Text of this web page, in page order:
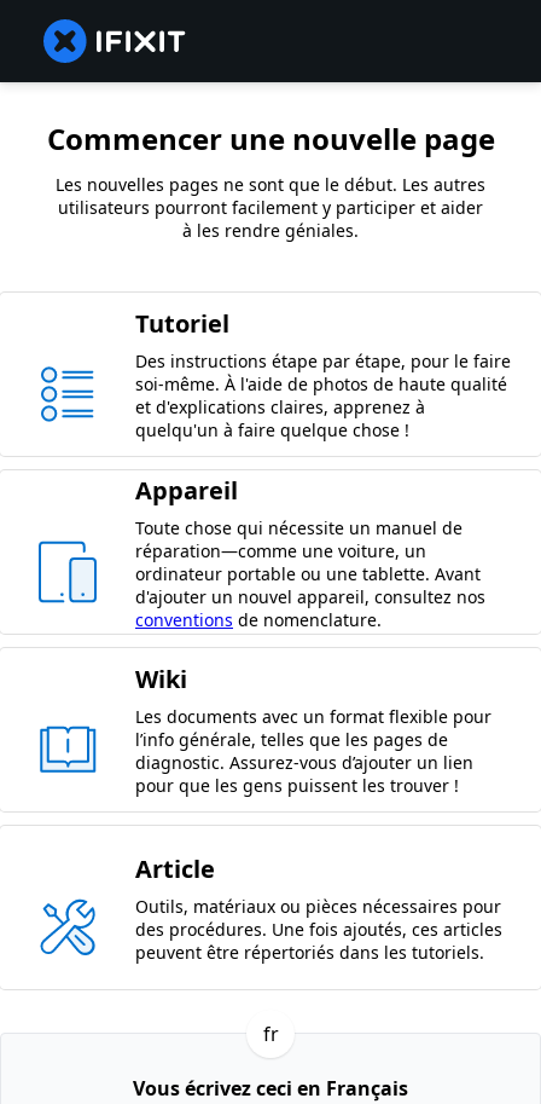
Commencer une nouvelle page
Les nouvelles pages ne sont que le début. Les autres
utilisateurs pourront facilement y participer et aider
à les rendre géniales.
Tutoriel
Des instructions étape par étape, pour le faire
soi-même. À l'aide de photos de haute qualité
et d'explications claires, apprenez à
quelqu'un à faire quelque chose !
Appareil
Toute chose qui nécessite un manuel de
réparation—comme une voiture, un
ordinateur portable ou une tablette. Avant
d'ajouter un nouvel appareil, consultez nos
conventions de nomenclature.
Wiki
Les documents avec un format flexible pour
l’info générale, telles que les pages de
diagnostic. Assurez-vous d’ajouter un lien
pour que les gens puissent les trouver !
Article
Outils, matériaux ou pièces nécessaires pour
des procédures. Une fois ajoutés, ces articles
peuvent être répertoriés dans les tutoriels.
fr
Vous écrivez ceci en Français